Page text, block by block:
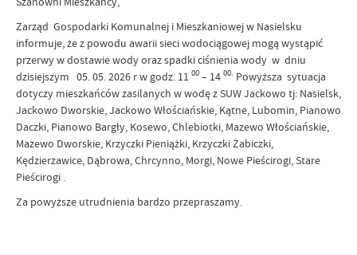
Zarząd Gospodarki Komunalnej i Mieszkaniowej w Nasielsku
informuje, że z powodu awarii sieci wodociągowej mogą wystąpić
przerwy w dostawie wody oraz spadki ciśnienia wody w dniu
dzisiejszym 05. 05. 2026 r w godz. 11 00 – 14 00. Powyższa sytuacja
dotyczy mieszkańców zasilanych w wodę z SUW Jackowo tj: Nasielsk,
Jackowo Dworskie, Jackowo Włościańskie, Kątne, Lubomin, Pianowo
Daczki, Pianowo Bargły, Kosewo, Chlebiotki, Mazewo Włościańskie,
Mazewo Dworskie, Krzyczki Pieniążki, Krzyczki Żabiczki,
Kędzierzawice, Dąbrowa, Chrcynno, Morgi, Nowe Pieścirogi, Stare
Pieścirogi .
Za powyższe utrudnienia bardzo przepraszamy.